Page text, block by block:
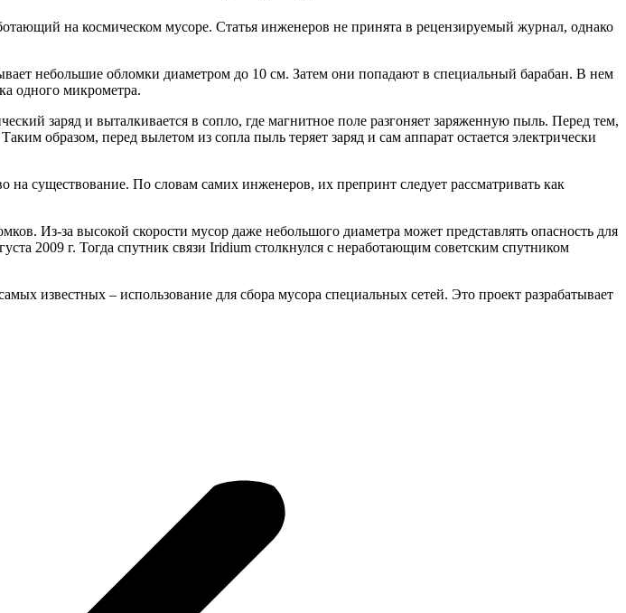
на космическом мусоре. Статья инженеров не принята в рецензируемый журнал, однако
небольшие обломки диаметром до 10 см. Затем они попадают в специальный барабан. В нем
одного микрометра.
заряд и выталкивается в сопло, где магнитное поле разгоняет заряженную пыль. Перед тем,
образом, перед вылетом из сопла пыль теряет заряд и сам аппарат остается электрически
существование. По словам самих инженеров, их препринт следует рассматривать как
Из-за высокой скорости мусор даже небольшого диаметра может представлять опасность для
2009 г. Тогда спутник связи Iridium столкнулся с неработающим советским спутником
известных – использование для сбора мусора специальных сетей. Это проект разрабатывает